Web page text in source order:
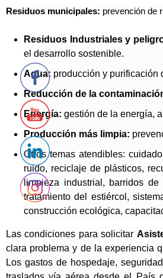
Residuos municipales: prevención de
Residuos Industriales y
el desarrollo sostenible.
Agua: producción y purificación
Reducción de la
Energía: gestión de la energía,
Producción más limpia:
Otros temas atendibles:
ruido, reciclaje de plásticos,
limpieza industrial, barridos
tratamiento del estiércol,
construcción ecológica,
Las condiciones para solicitar
clara problema y de la experiencia
Los gastos de hospedaje,